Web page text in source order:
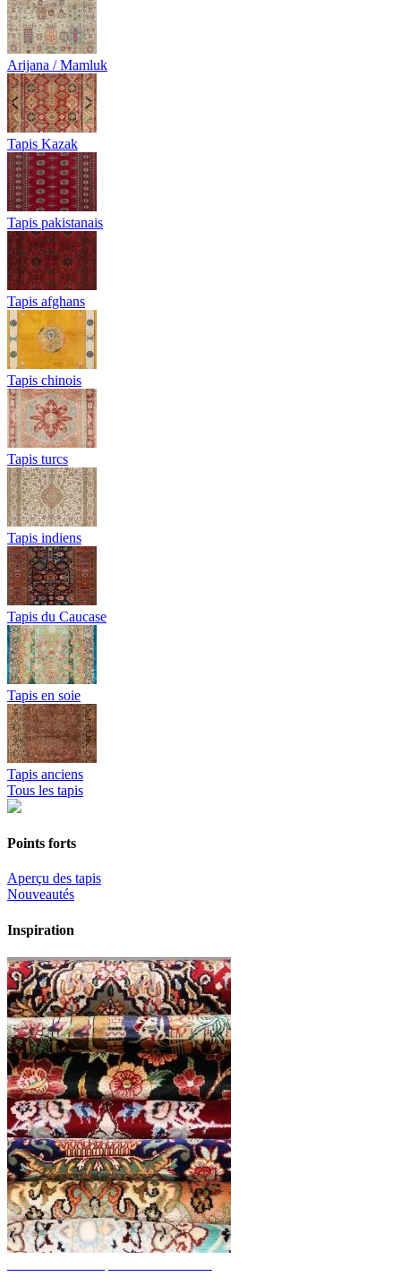
Arijana / Mamluk
Tapis Kazak
Tapis pakistanais
Tapis afghans
Tapis chinois
Tapis turcs
Tapis indiens
Tapis du Caucase
Tapis en soie
Tapis anciens
Tous les tapis
Points forts
Aperçu des tapis
Nouveautés
Inspiration